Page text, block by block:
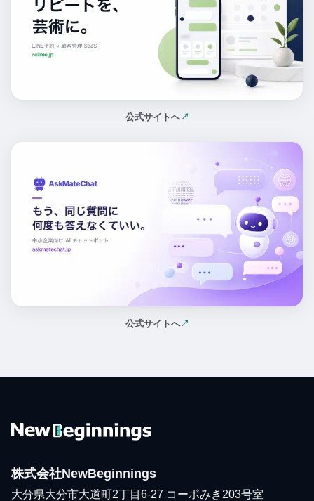
公式サイトへ↗
（新しいタブで開く）
公式サイトへ↗
（新しいタブで開く）
株式会社NewBeginnings
大分県大分市大道町2丁目6-27 コーポみき203号室